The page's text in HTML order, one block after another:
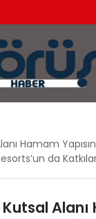
Hamam
da
Alanı